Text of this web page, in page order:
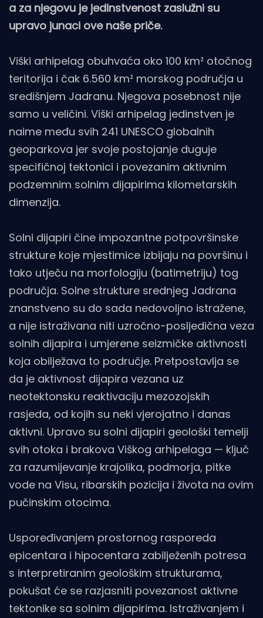
a za njegovu je jedinstvenost zaslužni su
upravo junaci ove naše priče.
Viški arhipelag obuhvaća oko 100 km² otočnog
teritorija i čak 6.560 km² morskog područja u
središnjem Jadranu. Njegova posebnost nije
samo u veličini. Viški arhipelag jedinstven je
naime među svih 241 UNESCO globalnih
geoparkova jer svoje postojanje duguje
specifičnoj tektonici i povezanim aktivnim
podzemnim solnim dijapirima kilometarskih
dimenzija.
Solni dijapiri čine impozantne potpovršinske
strukture koje mjestimice izbijaju na površinu i
tako utječu na morfologiju (batimetriju) tog
područja. Solne strukture srednjeg Jadrana
znanstveno su do sada nedovoljno istražene,
a nije istraživana niti uzročno-posljedična veza
solnih dijapira i umjerene seizmičke aktivnosti
koja obilježava to područje. Pretpostavlja se
da je aktivnost dijapira vezana uz
neotektonsku reaktivaciju mezozojskih
rasjeda, od kojih su neki vjerojatno i danas
aktivni. Upravo su solni dijapiri geološki temelji
svih otoka i brakova Viškog arhipelaga — ključ
za razumijevanje krajolika, podmorja, pitke
vode na Visu, ribarskih pozicija i života na ovim
pučinskim otocima.
Uspoređivanjem prostornog rasporeda
epicentara i hipocentara zabilježenih potresa
s interpretiranim geološkim strukturama,
pokušat će se razjasniti povezanost aktivne
tektonike sa solnim dijapirima. Istraživanjem i